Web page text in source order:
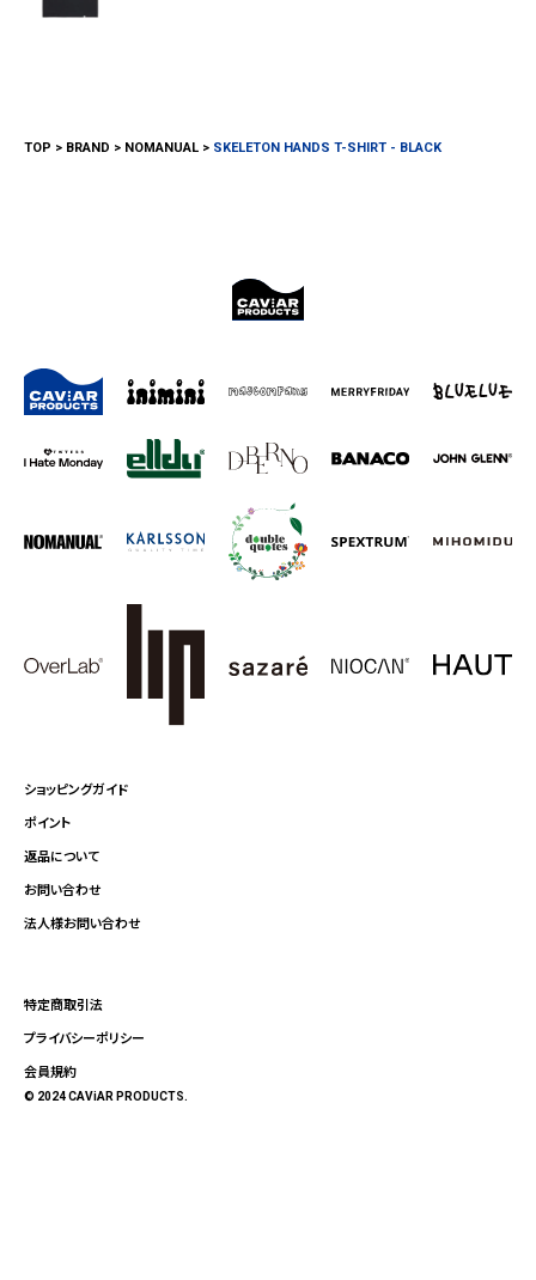
TOP BRAND NOMANUAL SKELETON HANDS T-SHIRT - BLACK
ショッピングガイド
ポイント
返品について
お問い合わせ
法人様お問い合わせ
特定商取引法
プライバシーポリシー
会員規約
© 2024 CAViAR PRODUCTS.